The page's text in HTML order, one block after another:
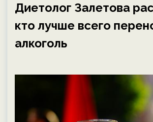
Диетолог Залетова
кто лучше всего
алкоголь